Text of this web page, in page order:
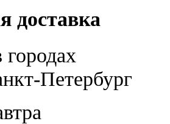
доставка
Петербург